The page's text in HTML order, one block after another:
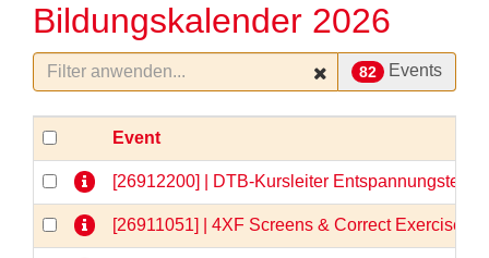
Bildungskalender 2026
82 Events
Event
[26912200] | DTB-Kursleiter
[26911051] | 4XF Screens & Correct Exercises